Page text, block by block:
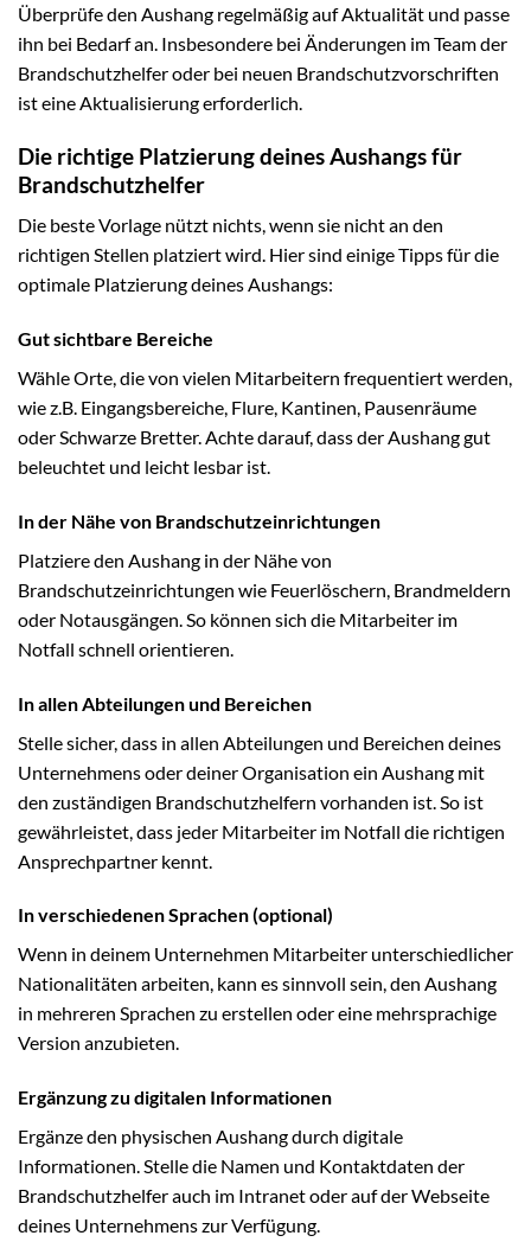
Überprüfe den Aushang regelmäßig auf Aktualität und passe
ihn bei Bedarf an. Insbesondere bei Änderungen im Team der
Brandschutzhelfer oder bei neuen Brandschutzvorschriften
ist eine Aktualisierung erforderlich.
Die richtige Platzierung deines Aushangs für
Brandschutzhelfer
Die beste Vorlage nützt nichts, wenn sie nicht an den
richtigen Stellen platziert wird. Hier sind einige Tipps für die
optimale Platzierung deines Aushangs:
Gut sichtbare Bereiche
Wähle Orte, die von vielen Mitarbeitern frequentiert werden,
wie z.B. Eingangsbereiche, Flure, Kantinen, Pausenräume
oder Schwarze Bretter. Achte darauf, dass der Aushang gut
beleuchtet und leicht lesbar ist.
In der Nähe von Brandschutzeinrichtungen
Platziere den Aushang in der Nähe von
Brandschutzeinrichtungen wie Feuerlöschern, Brandmeldern
oder Notausgängen. So können sich die Mitarbeiter im
Notfall schnell orientieren.
In allen Abteilungen und Bereichen
Stelle sicher, dass in allen Abteilungen und Bereichen deines
Unternehmens oder deiner Organisation ein Aushang mit
den zuständigen Brandschutzhelfern vorhanden ist. So ist
gewährleistet, dass jeder Mitarbeiter im Notfall die richtigen
Ansprechpartner kennt.
In verschiedenen Sprachen (optional)
Wenn in deinem Unternehmen Mitarbeiter unterschiedlicher
Nationalitäten arbeiten, kann es sinnvoll sein, den Aushang
in mehreren Sprachen zu erstellen oder eine mehrsprachige
Version anzubieten.
Ergänzung zu digitalen Informationen
Ergänze den physischen Aushang durch digitale
Informationen. Stelle die Namen und Kontaktdaten der
Brandschutzhelfer auch im Intranet oder auf der Webseite
deines Unternehmens zur Verfügung.